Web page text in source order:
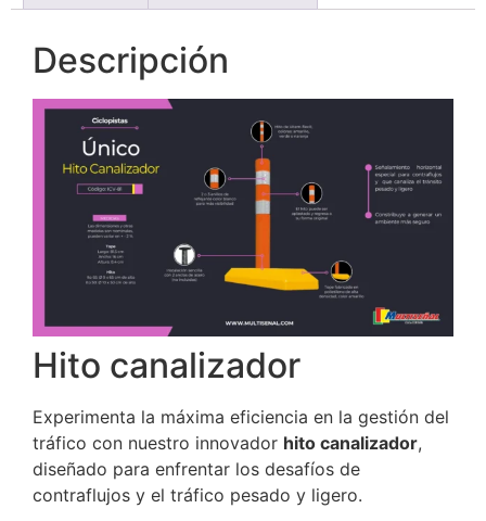
Descripción
Hito canalizador
Experimenta la máxima eficiencia en la gestión del
tráfico con nuestro innovador hito canalizador,
diseñado para enfrentar los desafíos de
contraflujos y el tráfico pesado y ligero.